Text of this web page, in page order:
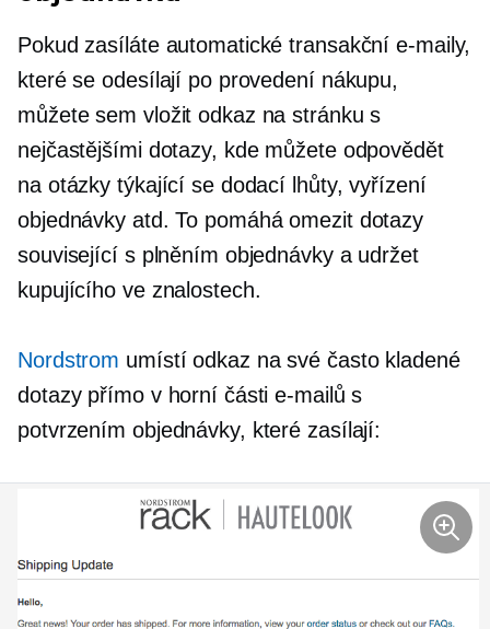
Pokud zasíláte automatické transakční e-maily,
které se odesílají po provedení nákupu,
můžete sem vložit odkaz na stránku s
nejčastějšími dotazy, kde můžete odpovědět
na otázky týkající se dodací lhůty, vyřízení
objednávky atd. To pomáhá omezit dotazy
související s plněním objednávky a udržet
kupujícího ve znalostech.
Nordstrom umístí odkaz na své často kladené
dotazy přímo v horní části e-mailů s
potvrzením objednávky, které zasílají: